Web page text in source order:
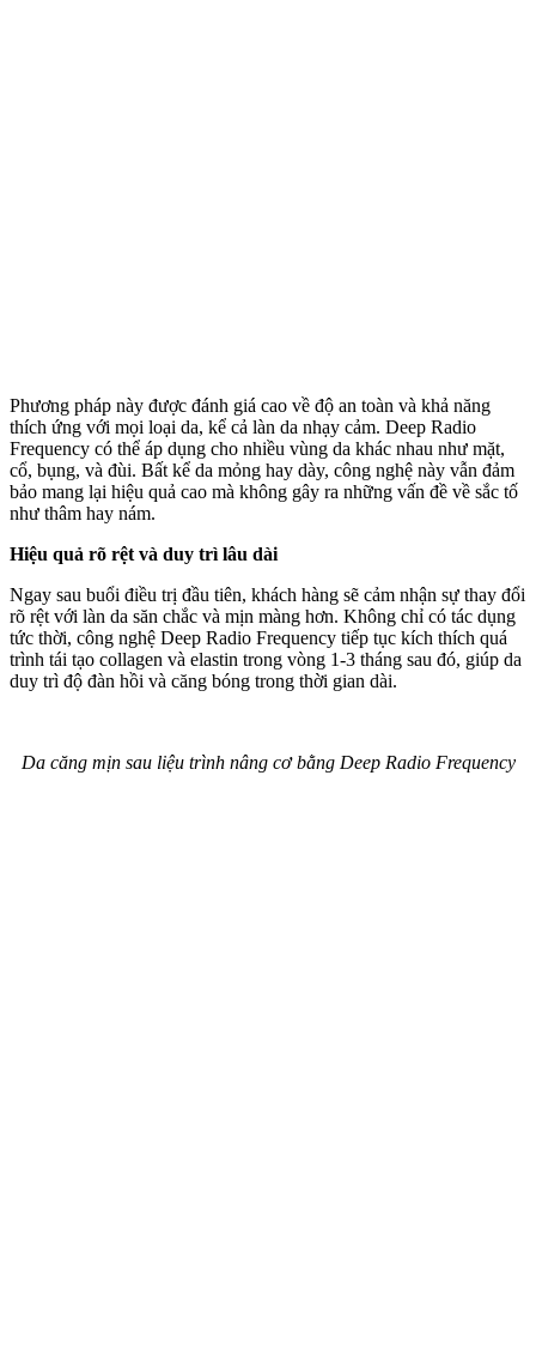
Phương pháp này được đánh giá cao về độ an toàn và khả năng
thích ứng với mọi loại da, kể cả làn da nhạ‌y cả‌m. Deep Radio
Frequency có thể áp dụng cho nhiều vùng da khác nhau như mặt,
cổ, bụng, và đùi. Bất kể da mỏng hay dày, công nghệ này vẫn đảm
bảo mang lại hiệu quả cao mà không gây ra những vấn đề về sắc tố
như thâm hay nám.
Hiệu quả rõ rệt và duy trì lâu dài
Ngay sau buổi điều trị đầu tiên, khách hàng sẽ cảm nhận sự thay đổi
rõ rệt với làn da săn chắc và mịn màng hơn. Không chỉ có tác dụng
tức thời, công nghệ Deep Radio Frequency tiếp tục kíc‌h thí‌ch quá
trình tái tạo collagen và elastin trong vòng 1-3 tháng sau đó, giúp da
duy trì độ đàn hồi và căng bóng trong thời gian dài.
Da căng mịn sau liệu trình nâng cơ bằng Deep Radio Frequency